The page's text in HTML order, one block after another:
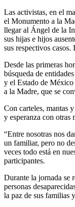
Las activistas, en el
el Monumento a la
llegar al Ángel de la
sus hijas e hijos
sus respectivos casos.
Desde las primeras
búsqueda de
y el Estado de
a la Madre, que se
Con carteles, mantas
y esperanza con otras
“Entre nosotras nos
un familiar, pero no
veces todo está en
participantes.
Durante la jornada se
personas
la paz de sus familias